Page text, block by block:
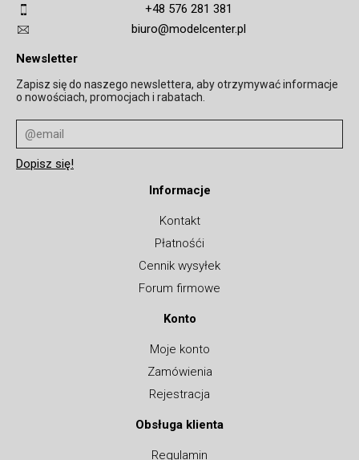
+48 576 281 381
biuro@modelcenter.pl
Informacje
Kontakt
Płatnośći
Cennik wysyłek
Forum firmowe
Konto
Moje konto
Zamówienia
Rejestracja
Obsługa klienta
Regulamin
Newsletter
Zapisz się do naszego newslettera, aby otrzymywać informacje
o nowościach, promocjach i rabatach.